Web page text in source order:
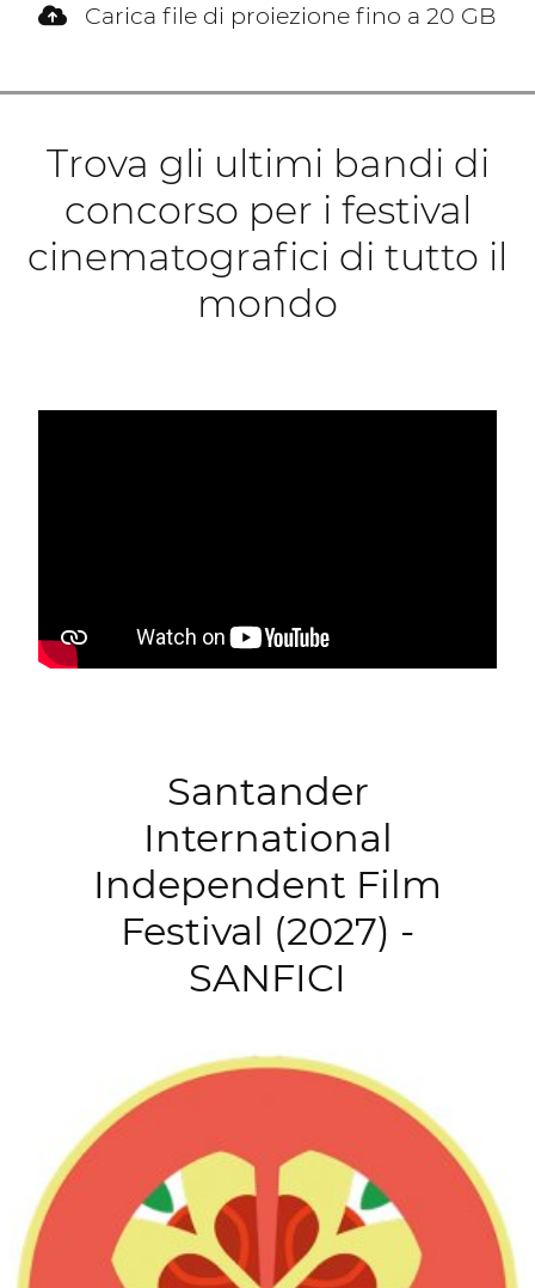
Carica file di proiezione fino a 20 GB
Trova gli ultimi bandi di
concorso per i festival
cinematografici di tutto il
mondo
Santander
International
Independent Film
Festival (2027) -
SANFICI